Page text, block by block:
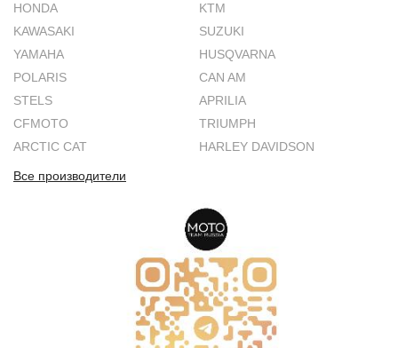
HONDA
KTM
KAWASAKI
SUZUKI
YAMAHA
HUSQVARNA
POLARIS
CAN AM
STELS
APRILIA
CFMOTO
TRIUMPH
ARCTIC CAT
HARLEY DAVIDSON
Все производители